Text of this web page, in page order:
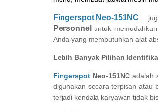
Fingerspot Neo-151NC
Personnel
untuk
Anda yang membutuhkan alat
Lebih Banyak Pilihan
Fingerspot Neo-151NC adalah
digunakan secara terpisah atau
terjadi kendala karyawan tidak